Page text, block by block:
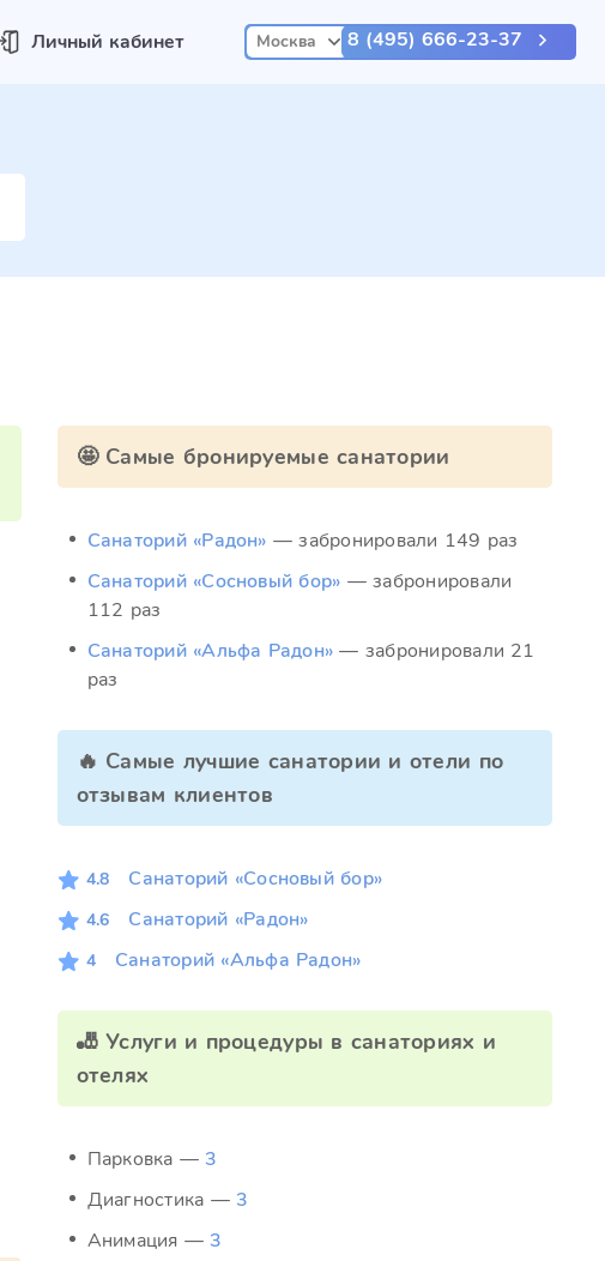
Личный кабинет Москва 8 (495) 666-23-37
🤩 Самые бронируемые санатории
Санаторий «Радон» — забронировали 149 раз
Санаторий «Сосновый бор» — забронировали
112 раз
Санаторий «Альфа Радон» — забронировали 21
раз
🔥 Самые лучшие санатории и отели по
отзывам клиентов
4.8 Санаторий «Сосновый бор»
4.6 Санаторий «Радон»
4 Санаторий «Альфа Радон»
🎳 Услуги и процедуры в санаториях и
отелях
Парковка — 3
Диагностика — 3
Анимация — 3